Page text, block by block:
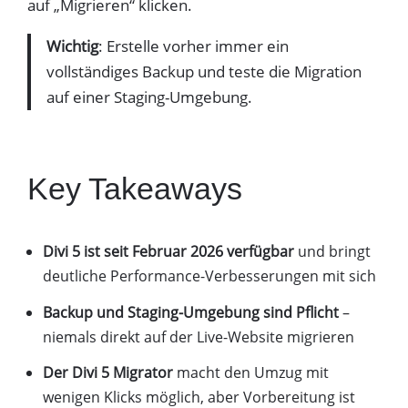
auf „Migrieren“ klicken.
Wichtig: Erstelle vorher immer ein
vollständiges Backup und teste die Migration
auf einer Staging-Umgebung.
Key Takeaways
Divi 5 ist seit Februar 2026 verfügbar und bringt
deutliche Performance-Verbesserungen mit sich
Backup und Staging-Umgebung sind Pflicht–
niemals direkt auf der Live-Website migrieren
Der Divi 5 Migrator macht den Umzug mit
wenigen Klicks möglich, aber Vorbereitung ist